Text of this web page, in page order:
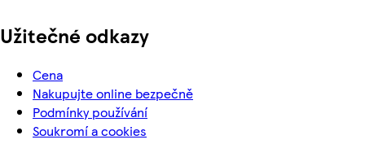
Užitečné odkazy
Cena
Nakupujte online bezpečně
Podmínky používání
Soukromí a cookies